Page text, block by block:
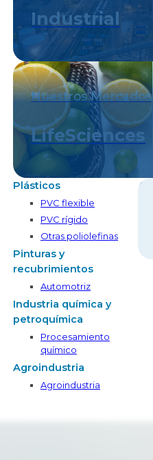
Industrial
Nuestros Mercados
LifeSciences
Plásticos
PVC flexible
PVC rígido
Otras poliolefinas
Pinturas y
recubrimientos
Automotriz
Industria química y
petroquímica
Procesamiento
químico
Agroindustria
Agroindustria